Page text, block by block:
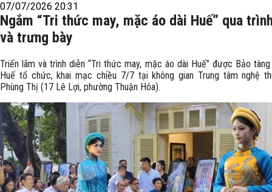
07/07/2026 20:31
Ngắm “Tri thức may, mặc áo dài Huế” qua
và trưng bày
Triển lãm và trình diễn “Tri thức may, mặc áo dài Huế” được Bảo
Huế tổ chức, khai mạc chiều 7/7 tại không gian Trung tâm nghệ
Phùng Thị (17 Lê Lợi, phường Thuận Hóa).